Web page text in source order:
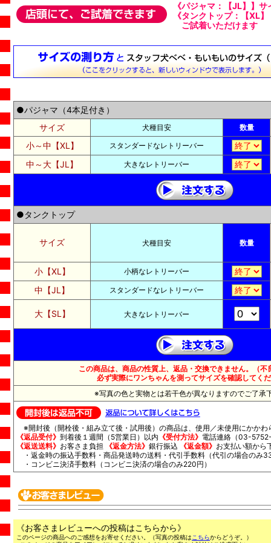
《パジャマ：【JL】】サ
《タンクトップ：【XL
ご試着いただけます
●パジャマ（4本足付き）
サイズ
犬種目安 数量
小～中【XL】 スタンダードなレトリーバー
中～大【JL】 大きなレトリーバー
●タンクトップ
サイズ 犬種目安 数量
小【XL】 小柄なレトリーバー
中【JL】 スタンダードなレトリーバー
大【SL】 大きなレトリーバー
この商品は、商品の性質上、返品・交換できません。（不
必ず実際にワンちゃんを測ってサイズを確認してく
※写真の色と実物とは若干色が異なりますのでご了承
※開封後（開栓後・組み立て後・試用後）の商品は、使用／未使用にかかわ
《返品受付》 到着後１週間（5営業日）以内 《受付方法》 電話連絡（03-
《返送送料》 お客さま負担 《返金方法》 銀行振込 《返金額》 お支払い額から
・返金時の振込手数料・商品発送時の送料・代引手数料（代引の場合のみ
・コンビニ決済手数料（コンビニ決済の場合のみ220円）
《お客さまレビューへの投稿はこちらから》
このページの商品へのご感想をお寄せください。（写真の投稿は こちらからどうぞ。）